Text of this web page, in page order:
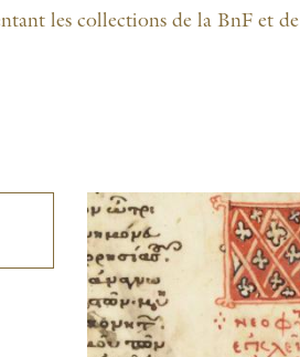
les collections de la BnF et